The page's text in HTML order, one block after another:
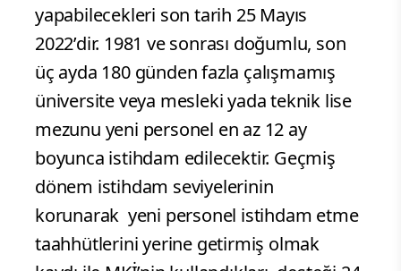
yapabilecekleri son tarih 25 Mayıs
2022’dir. 1981 ve sonrası doğumlu, son
üç ayda 180 günden fazla çalışmamış
üniversite veya mesleki yada teknik lise
mezunu yeni personel en az 12 ay
boyunca istihdam edilecektir. Geçmiş
dönem istihdam seviyelerinin
korunarak yeni personel istihdam etme
taahhütlerini yerine getirmiş olmak